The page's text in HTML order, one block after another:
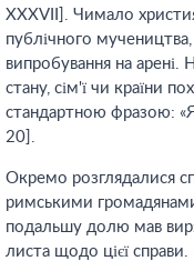
XXXVII]. Чимало
публічного
випробування на арені.
стану, сім'ї чи країни
стандартною фразою:
20].
Окремо розглядалися
римськими
подальшу долю мав
листа щодо цієї